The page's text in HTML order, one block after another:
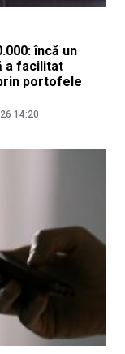
încă un
a facilitat
portofele
14:20